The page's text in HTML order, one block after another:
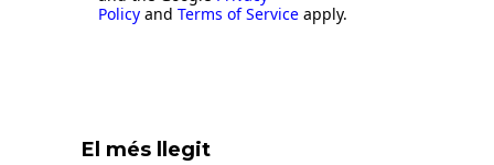
Policy and Terms of Service apply.
El més llegit